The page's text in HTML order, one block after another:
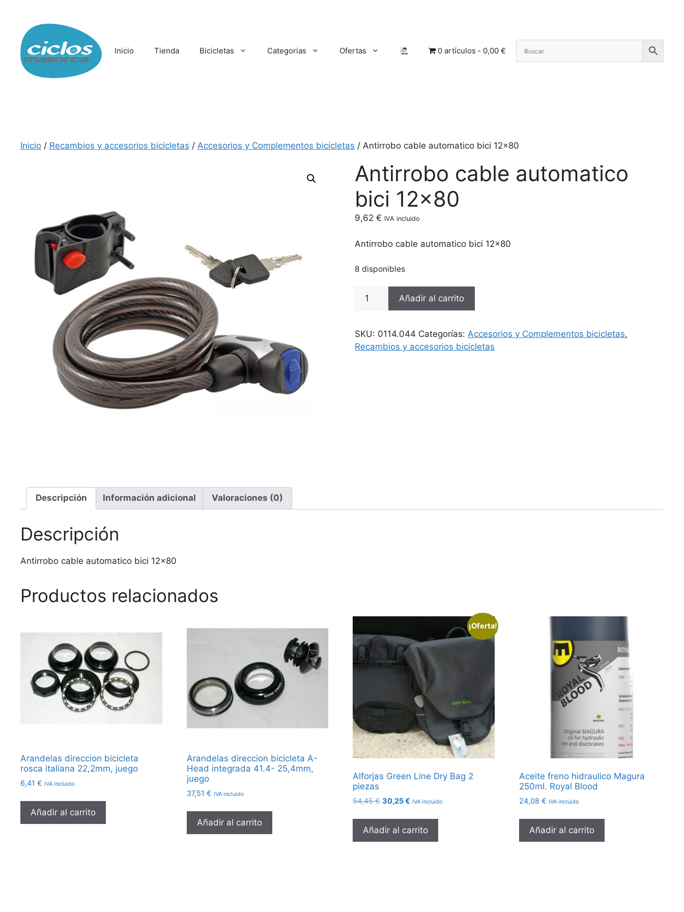
contenido
Inicio Tienda Bicicletas Categorias Ofertas 0 artículos 0,00 €
Inicio / Recambios y accesorios bicicletas / Accesorios y Complementos bicicletas / Antirrobo cable automatico bici 12×80
Antirrobo cable automatico
bici 12×80
9,62€ IVA incluido
Antirrobo cable automatico bici 12×80
8 disponibles
Antirrobo
bici
12x80
Añadir al carrito
SKU: 0114.044 Categorías:Accesorios y Complementos bicicletas,
Recambios y accesorios bicicletas
Descripción Información adicional Valoraciones (0)
Descripción
Antirrobo cable automatico bici 12×80
Productos relacionados
Arandelas direccion bicicleta
rosca italiana 22,2mm, juego
6,41 € IVA incluido
Añadir al carrito
Arandelas direccion bicicleta A-
Head integrada 41.4- 25,4mm,
juego
37,51 € IVA incluido
Añadir al carrito
¡Oferta!
Alforjas Green Line Dry Bag 2
piezas
54,45€El
original
era:
54,45 €.
30,25€ El
actual
es:
30,25 €.
IVA incluido
Añadir al carrito
Aceite freno hidraulico Magura
250ml. Royal Blood
24,08€ IVA incluido
Añadir al carrito